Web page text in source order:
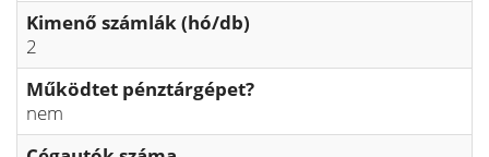
Kimenő számlák (hó/db)
2
Működtet pénztárgépet?
nem